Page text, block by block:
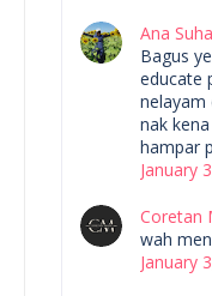
Ana
Bagus
educate
nelayam
nak
hampar
January
Coretan
wah
January